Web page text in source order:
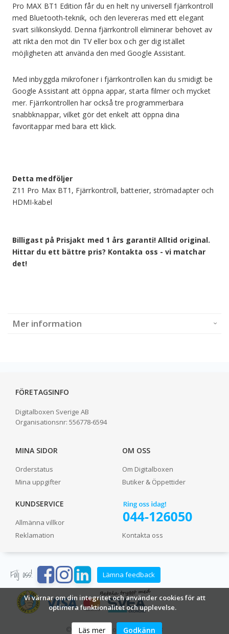
Vi värnar om din integritet och använder cookies för att
optimera funktionalitet och upplevelse.
Läs mer Godkänn
Pro MAX BT1 Edition får du en helt ny universell fjärrkontroll
med Bluetooth-teknik, och den levereras med ett elegant
svart silikonskydd. Denna fjärrkontroll eliminerar behovet av
att rikta den mot din TV eller box och ger dig istället
möjligheten att använda den med Google Assistant.
Med inbyggda mikrofoner i fjärrkontrollen kan du smidigt be
Google Assistant att öppna appar, starta filmer och mycket
mer. Fjärrkontrollen har också tre programmerbara
snabbknappar, vilket gör det enkelt att öppna dina
favoritappar med bara ett klick.
Detta medföljer
Z11 Pro Max BT1, Fjärrkontroll, batterier, strömadapter och
HDMI-kabel
Billigast på Prisjakt med 1 års garanti! Alltid original.
Hittar du ett bättre pris? Kontakta oss - vi matchar
det!
Mer information
FÖRETAGSINFO
Digitalboxen Sverige AB
Organisationsnr: 556778-6594
MINA SIDOR
Orderstatus
Mina uppgifter
OM OSS
Om Digitalboxen
Butiker & Öppettider
KUNDSERVICE
Allmänna villkor
Reklamation
Kontakta oss
Följ oss! Lämna feedback
© 2024 Digitalboxen Sverige AB